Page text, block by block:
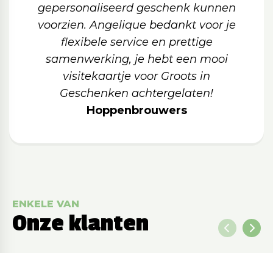
gepersonaliseerd geschenk kunnen
voorzien. Angelique bedankt voor je
flexibele service en prettige
samenwerking, je hebt een mooi
visitekaartje voor Groots in
Geschenken achtergelaten!
Hoppenbrouwers
ENKELE VAN
Onze klanten